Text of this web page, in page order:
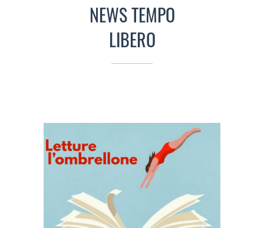
NEWS TEMPO
LIBERO